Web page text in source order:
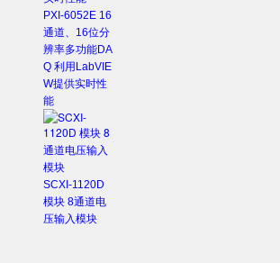
PXI-6052E 16
通道、16位分
辨率多功能DA
Q 利用LabVIE
W提供实时性
能
SCXI-1120D
模块 8通道电
压输入模块